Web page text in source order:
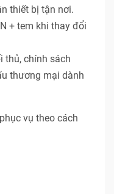
thiết bị tận nơi.
+ tem khi thay đổi
chính sách
thương mại dành
vụ theo cách